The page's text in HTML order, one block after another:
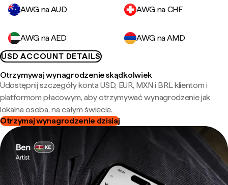
AWG na AUD AWG na CHF
AWG na AED
AWG na AMD
USD ACCOUNT DETAILS
Otrzymywaj wynagrodzenie skądkolwiek
Udostępnij szczegóły konta USD, EUR, MXN i BRL klientom i
platformom płacowym, aby otrzymywać wynagrodzenie jak
lokalna osoba, na całym świecie.
Otrzymaj wynagrodzenie dzisiaj